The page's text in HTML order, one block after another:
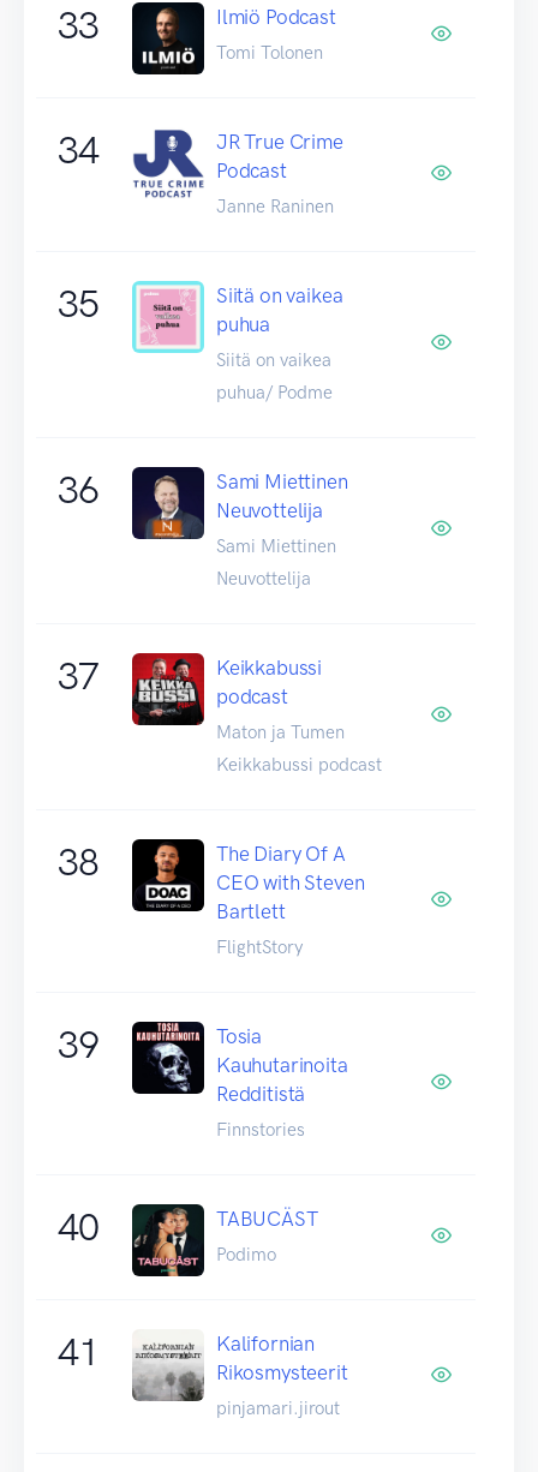
33 Ilmiö Podcast
Tomi Tolonen
34
JR True Crime
Podcast
Janne Raninen
35
Siitä on vaikea
puhua
Siitä on vaikea
puhua/ Podme
36
Sami Miettinen
Neuvottelija
Sami Miettinen
Neuvottelija
37
Keikkabussi
podcast
Maton ja Tumen
Keikkabussi podcast
38
The Diary Of A
CEO with Steven
Bartlett
FlightStory
39
Tosia
Kauhutarinoita
Redditistä
Finnstories
40 TABUCÄST
Podimo
41
Kalifornian
Rikosmysteerit
pinjamari.jirout